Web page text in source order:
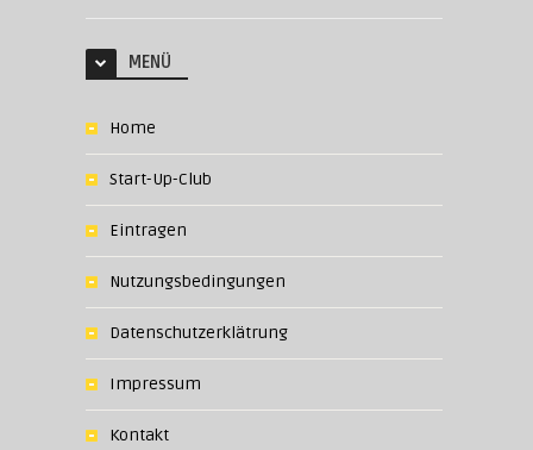
MENÜ
Home
Start-Up-Club
Eintragen
Nutzungsbedingungen
Datenschutzerklätrung
Impressum
Kontakt